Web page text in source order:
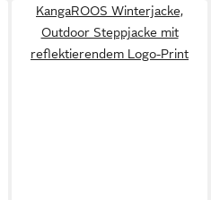
KangaROOS Winterjacke,
Outdoor Steppjacke mit
reflektierendem Logo-Print